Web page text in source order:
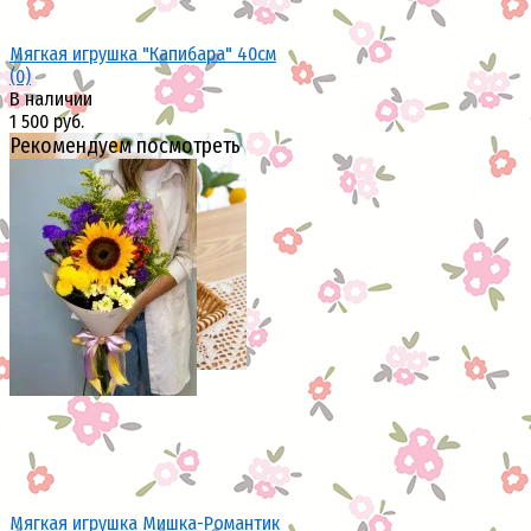
избранное сравнить
Мягкая игрушка "Капибара" 40см
(0)
В наличии
1 500 руб.
Мягкая игрушка Мишка-Романтик
Рекомендуем посмотреть